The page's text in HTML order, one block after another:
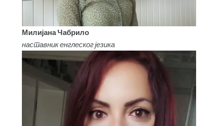
Милијана Чабрило
наставник енглеског језика